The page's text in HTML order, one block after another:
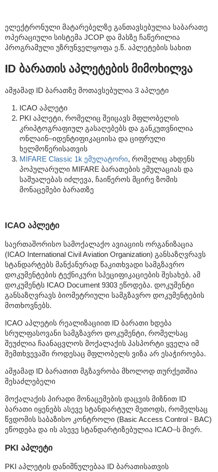
ელექტრონული მატარებელზე განთავსებულია საბარათე
ოპერაციული სისტემა JCOP და მასზე ჩაწერილია
პროგრამული უზრუნველყოფა ე.წ. აპლეტების სახით
ID ბარათის აპლეტების მიმოხილვა
ამჟამად ID ბარათზე მოთავსებულია 3 აპლეტი
ICAO აპლეტი
PKI აპლეტი, რომელიც შეიცავს მფლობელის
კრიპტოგრაფიულ გასაღებებს და განკუთვნილია
ონლაინ–იდენტიფიკაციისა და ციფრული
ხელმოწერისათვის
MIFARE Classic 1k ემულატორი, რომელიც ახდენს
პოპულარული MIFARE ბარათების ემულაციას და
საშუალებას იძლევა, ჩაიწეროს მცირე ზომის
მონაცემები ბარათზე
ICAO აპლეტი
საერთაშორისო სამოქალაქო ავიაციის ორგანიზაცია
(ICAO International Civil Aviation Organization) განსაზღვრავს
სტანდარტებს მანქანურად წაკითხვადი სამგზავრო
დოკუმენტების ტექნიკური სპეციფიკაციების შესახებ. ამ
დოკუმენტს ICAO Document 9303 ეწოდება. დოკუმენტი
განსაზღვრავს ბიომეტრიული სამგზავრო დოკუმენტების
მოთხოვნებს.
ICAO აპლეტის რეალიზაციით ID ბარათი ხდება
სრულფასოვანი სამგზავრო დოკუმენტი, რომელსაც
შეუძლია ჩაანაცვლოს მოქალაქის პასპორტი ყველა იმ
შემთხვევაში როდესაც მფლობელს ვიზა არ ესაჭიროება.
ამჟამად ID ბარათით მგზავრობა მხოლოდ თურქეთშია
შესაძლებელი
მოქალაქის პირადი მონაცემების დაცვის მიზნით ID
ბარათი იყენებს ასევე სტანდარტულ მეთოდს, რომელსაც
წვდომის საბაზისო კონტროლი (Basic Access Control - BAC)
ეწოდება და ის ასევე სტანდარტიზებულია ICAO–ს მიერ.
PKI აპლეტი
PKI აპლეტის დანიშნულებაა ID ბარათისათვის